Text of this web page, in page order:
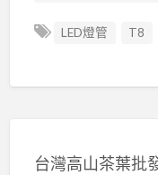
LED燈管 T8
台灣高山茶葉批